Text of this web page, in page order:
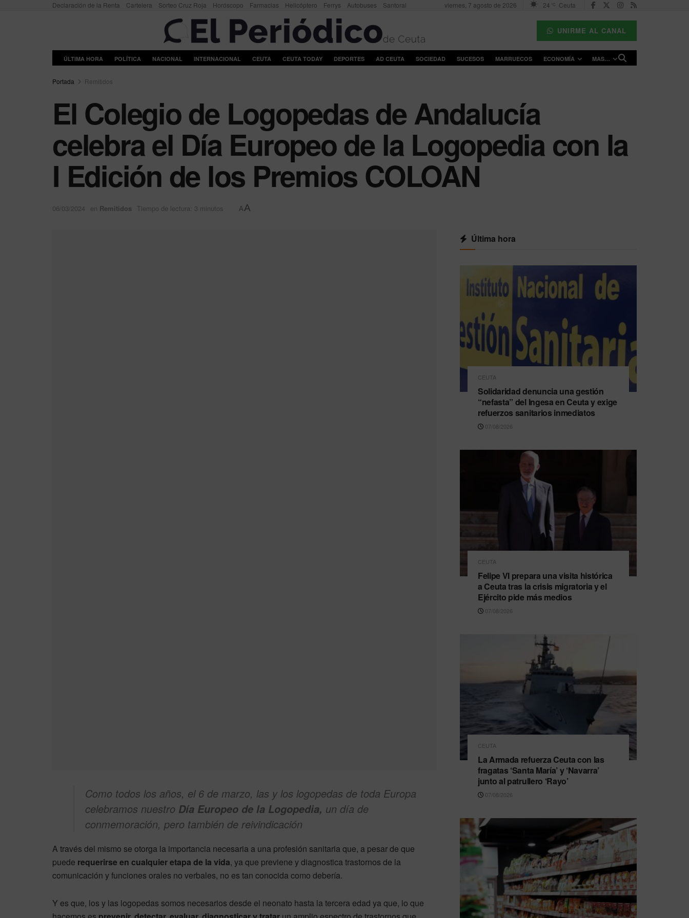
Declaración de la Renta Cartelera Sorteo Cruz Roja Horóscopo Farmacias Helicóptero Ferrys Autobuses Santoral viernes, 7 agosto de 2026 24 °C Ceuta
UNIRME AL CANAL
ÚLTIMA HORA POLÍTICA NACIONAL INTERNACIONAL CEUTA CEUTA TODAY DEPORTES AD CEUTA SOCIEDAD SUCESOS MARRUECOS ECONOMÍA MAS…
Portada Remitidos
El Colegio de Logopedas de Andalucía
celebra el Día Europeo de la Logopedia con la
I Edición de los Premios COLOAN
06/03/2024 en Remitidos Tiempo de lectura: 3 minutos AA
Como todos los años, el 6 de marzo, las y los logopedas de toda Europa
celebramos nuestro Día Europeo de la Logopedia, un día de
conmemoración, pero también de reivindicación
A través del mismo se otorga la importancia necesaria a una profesión sanitaria que, a pesar de que
puede requerirse en cualquier etapa de la vida, ya que previene y diagnostica trastornos de la
comunicación y funciones orales no verbales, no es tan conocida como debería.
Y es que, los y las logopedas somos necesarios desde el neonato hasta la tercera edad ya que, lo que
Última hora
CEUTA
Solidaridad denuncia una gestión
“nefasta” del Ingesa en Ceuta y exige
refuerzos sanitarios inmediatos
07/08/2026
CEUTA
Felipe VI prepara una visita histórica
a Ceuta tras la crisis migratoria y el
Ejército pide más medios
07/08/2026
CEUTA
La Armada refuerza Ceuta con las
fragatas ‘Santa María’ y ‘Navarra’
junto al patrullero ‘Rayo’
07/08/2026